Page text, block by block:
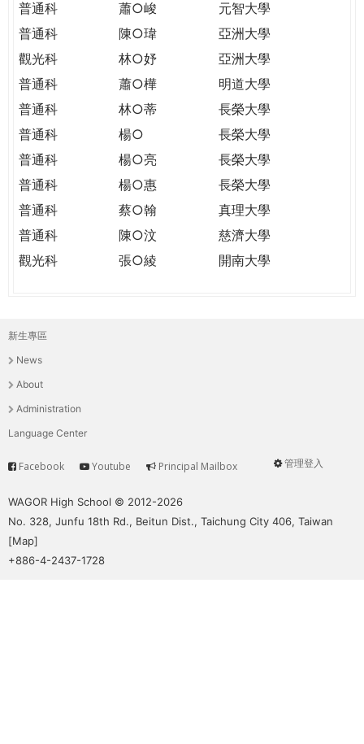
普通科 蕭○峻
元智大學
普通科
陳○瑋
亞洲大學
觀光科
林○妤
亞洲大學
普通科
蕭○樺
明道大學
普通科
林○蒂
長榮大學
普通科
楊○
長榮大學
普通科
楊○亮
長榮大學
普通科
楊○惠
長榮大學
普通科
蔡○翰
真理大學
普通科
陳○汶
慈濟大學
觀光科
張○綾 開南大學
主
選
單
新生專區
News
About
Administration
Language Center
User
管理登入
Service
Facebook Youtube Principal Mailbox
WAGOR High School © 2012-2026
No. 328, Junfu 18th Rd., Beitun Dist., Taichung City 406, Taiwan
[Map]
+886-4-2437-1728